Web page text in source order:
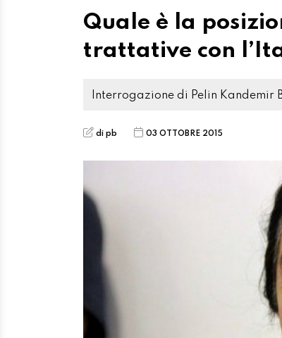
Quale è la
trattative con
Interrogazione di Pelin Kandemir
di pb 03 OTTOBRE 2015